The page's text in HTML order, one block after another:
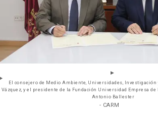
El consejero de Medio Ambiente, Universidades,
Vázquez, y el presidente de la Fundación Universidad Empresa
Antonio Ballester
- CARM